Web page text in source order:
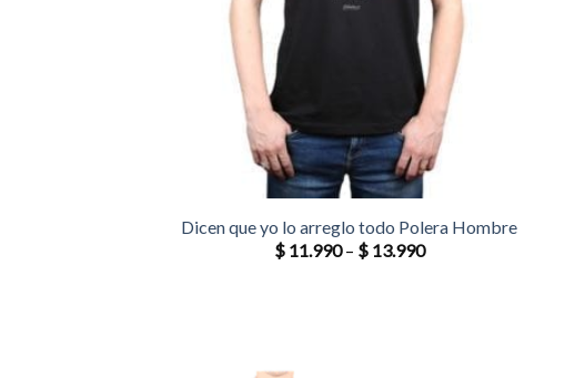
Dicen que yo lo arreglo todo Polera Hombre
$11.990– $13.990